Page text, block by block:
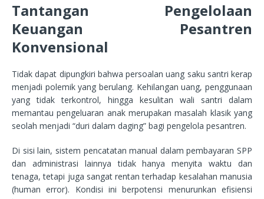
Tantangan Pengelolaan
Keuangan Pesantren
Konvensional
Tidak dapat dipungkiri bahwa persoalan uang saku santri kerap
menjadi polemik yang berulang. Kehilangan uang, penggunaan
yang tidak terkontrol, hingga kesulitan wali santri dalam
memantau pengeluaran anak merupakan masalah klasik yang
seolah menjadi “duri dalam daging” bagi pengelola pesantren.
Di sisi lain, sistem pencatatan manual dalam pembayaran SPP
dan administrasi lainnya tidak hanya menyita waktu dan
tenaga, tetapi juga sangat rentan terhadap kesalahan manusia
(human error). Kondisi ini berpotensi menurunkan efisiensi